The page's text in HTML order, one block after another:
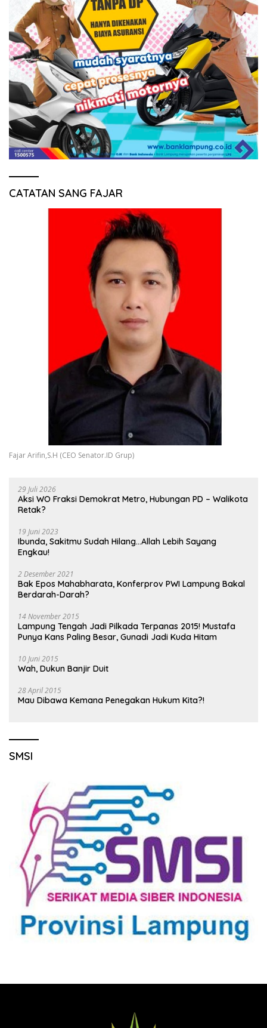
CATATAN SANG FAJAR
Fajar Arifin,S.H (CEO Senator.ID Grup)
29 Juli 2026
Aksi WO Fraksi Demokrat Metro, Hubungan PD – Walikota
Retak?
19 Juni 2023
Ibunda, Sakitmu Sudah Hilang…Allah Lebih Sayang
Engkau!
2 Desember 2021
Bak Epos Mahabharata, Konferprov PWI Lampung Bakal
Berdarah-Darah?
14 November 2015
Lampung Tengah Jadi Pilkada Terpanas 2015! Mustafa
Punya Kans Paling Besar, Gunadi Jadi Kuda Hitam
10 Juni 2015
Wah, Dukun Banjir Duit
28 April 2015
Mau Dibawa Kemana Penegakan Hukum Kita?!
SMSI